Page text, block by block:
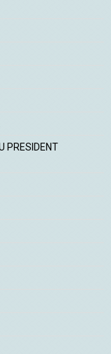
PRESIDENT